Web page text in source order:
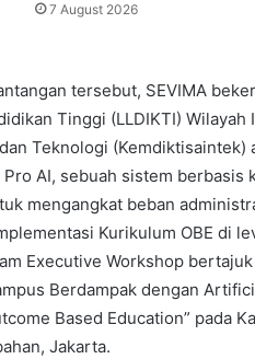
7 August 2026
tersebut, SEVIMA
Tinggi (LLDIKTI)
Teknologi (Kemdiktisaintek)
AI, sebuah sistem berbasis
mengangkat beban
Kurikulum OBE di
Executive Workshop
Berdampak dengan
Based Education” pada
Jakarta.